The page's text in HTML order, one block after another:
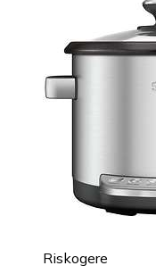
Riskogere